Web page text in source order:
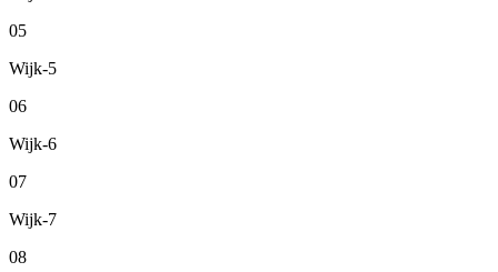
05
Wijk-5
06
Wijk-6
07
Wijk-7
08